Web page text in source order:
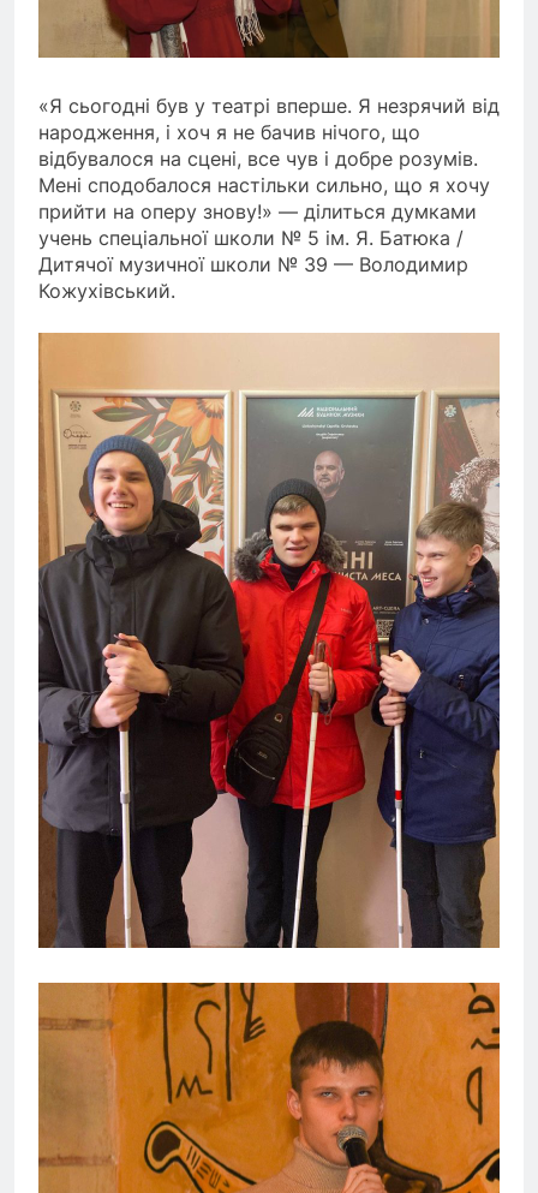
«Я сьогодні був у театрі вперше. Я незрячий від
народження, і хоч я не бачив нічого, що
відбувалося на сцені, все чув і добре розумів.
Мені сподобалося настільки сильно, що я хочу
прийти на оперу знову!» — ділиться думками
учень спеціальної школи № 5 ім. Я. Батюка /
Дитячої музичної школи № 39 — Володимир
Кожухівський.